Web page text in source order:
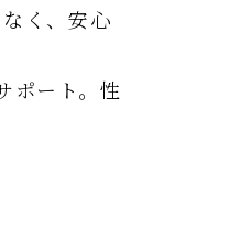
く、安心
ポート。性